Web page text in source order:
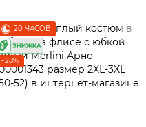
20 ЧАСОВ
−28%